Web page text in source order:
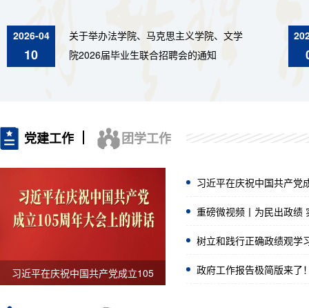
2026-04
10
关于举办法学院、马克思主义学院、文学
院2026届毕业生联合招聘会的通知
党建工作 团学工作
习近平在庆祝中国共产党成立105
习近平在庆祝中国共产党
重磅微视频丨为民出政绩
树立和践行正确政绩观学
政府工作报告极简版来了